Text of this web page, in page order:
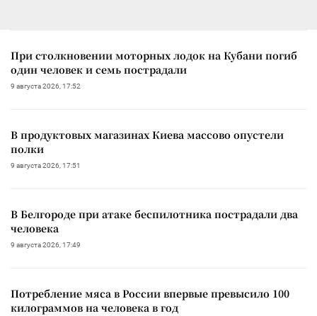
При столкновении моторных лодок на Кубани погиб
один человек и семь пострадали
9 августа 2026, 17:52
В продуктовых магазинах Киева массово опустели
полки
9 августа 2026, 17:51
В Белгороде при атаке беспилотника пострадали два
человека
9 августа 2026, 17:49
Потребление мяса в России впервые превысило 100
килограммов на человека в год